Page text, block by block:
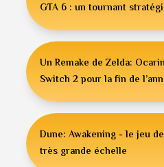
GTA 6 : un tournant
Un Remake de Zelda:
Switch 2 pour la fin de
Dune: Awakening - le jeu
très grande échelle